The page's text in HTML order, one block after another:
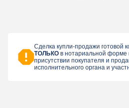
Сделка купли-продажи готовой
ТОЛЬКО в нотариальной форме
присутствии покупателя и
исполнительного органа и